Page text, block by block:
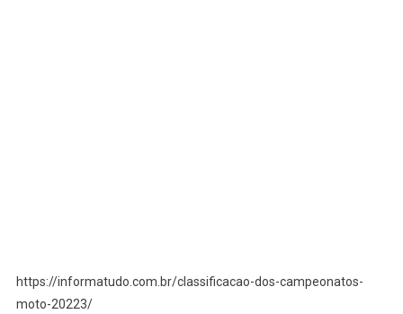
https://informatudo.com.br/classificacao-dos-campeonatos-
moto-20223/